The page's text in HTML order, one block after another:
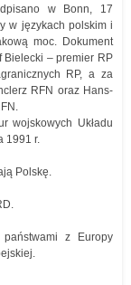
w Bonn, 17
w językach polskim i
moc. Dokument
Bielecki – premier RP
RP, a za
RFN oraz Hans-
wojskowych Układu
1991 r.
Polskę.
z Europy